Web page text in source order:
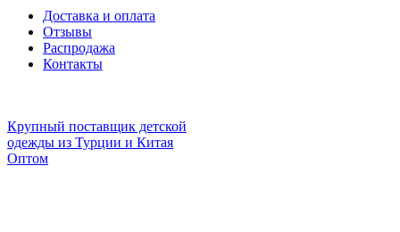
Доставка и оплата
Отзывы
Распродажа
Контакты
Крупный поставщик детской
одежды из Турции и Китая
Оптом